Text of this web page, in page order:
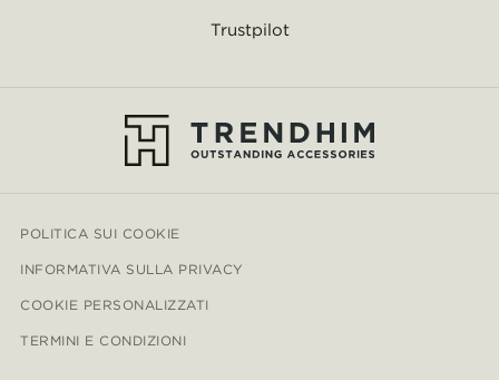
Trustpilot
POLITICA SUI COOKIE
INFORMATIVA SULLA PRIVACY
COOKIE PERSONALIZZATI
TERMINI E CONDIZIONI